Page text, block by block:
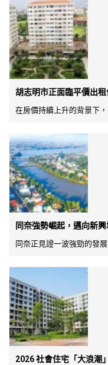
胡志明市正面臨平價出
在房價持續上升的背景下
同奈強勢崛起，邁向新
同奈正見證一波強勁的發
2026 社會住宅「大浪潮